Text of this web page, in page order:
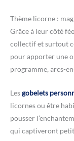
Thème licorne :
Grâce à leur côté
collectif et surtout
pour apporter une
programme, arcs-
Lesgobelets
licornes ou être
pousser
qui captiveront